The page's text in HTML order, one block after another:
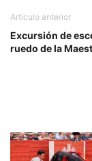
Artículo anterior
Excursión de
ruedo de la